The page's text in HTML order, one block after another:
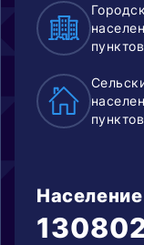
пунктов
пунктов
Население